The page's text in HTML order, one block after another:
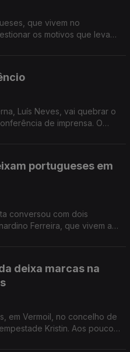
que vivem no
os motivos que levam
Luís Neves, vai quebrar o
de imprensa. O
portugueses em
conversou com dois
Ferreira, que vivem a
deixa marcas na
em Vermoil, no concelho de
Kristin. Aos poucos